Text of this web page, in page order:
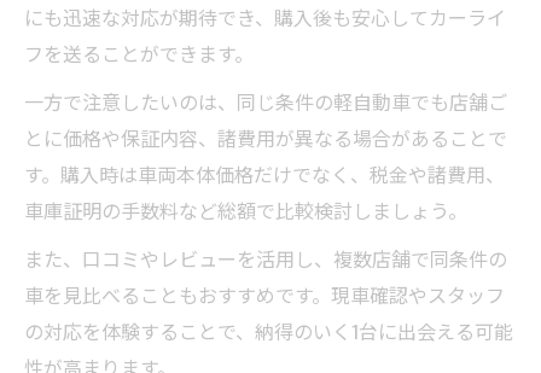
にも迅速な対応が期待でき、購入後も安心してカーライ
フを送ることができます。
一方で注意したいのは、同じ条件の軽自動車でも店舗ご
とに価格や保証内容、諸費用が異なる場合があることで
す。購入時は車両本体価格だけでなく、税金や諸費用、
車庫証明の手数料など総額で比較検討しましょう。
また、口コミやレビューを活用し、複数店舗で同条件の
車を見比べることもおすすめです。現車確認やスタッフ
の対応を体験することで、納得のいく1台に出会える可能
性が高まります。